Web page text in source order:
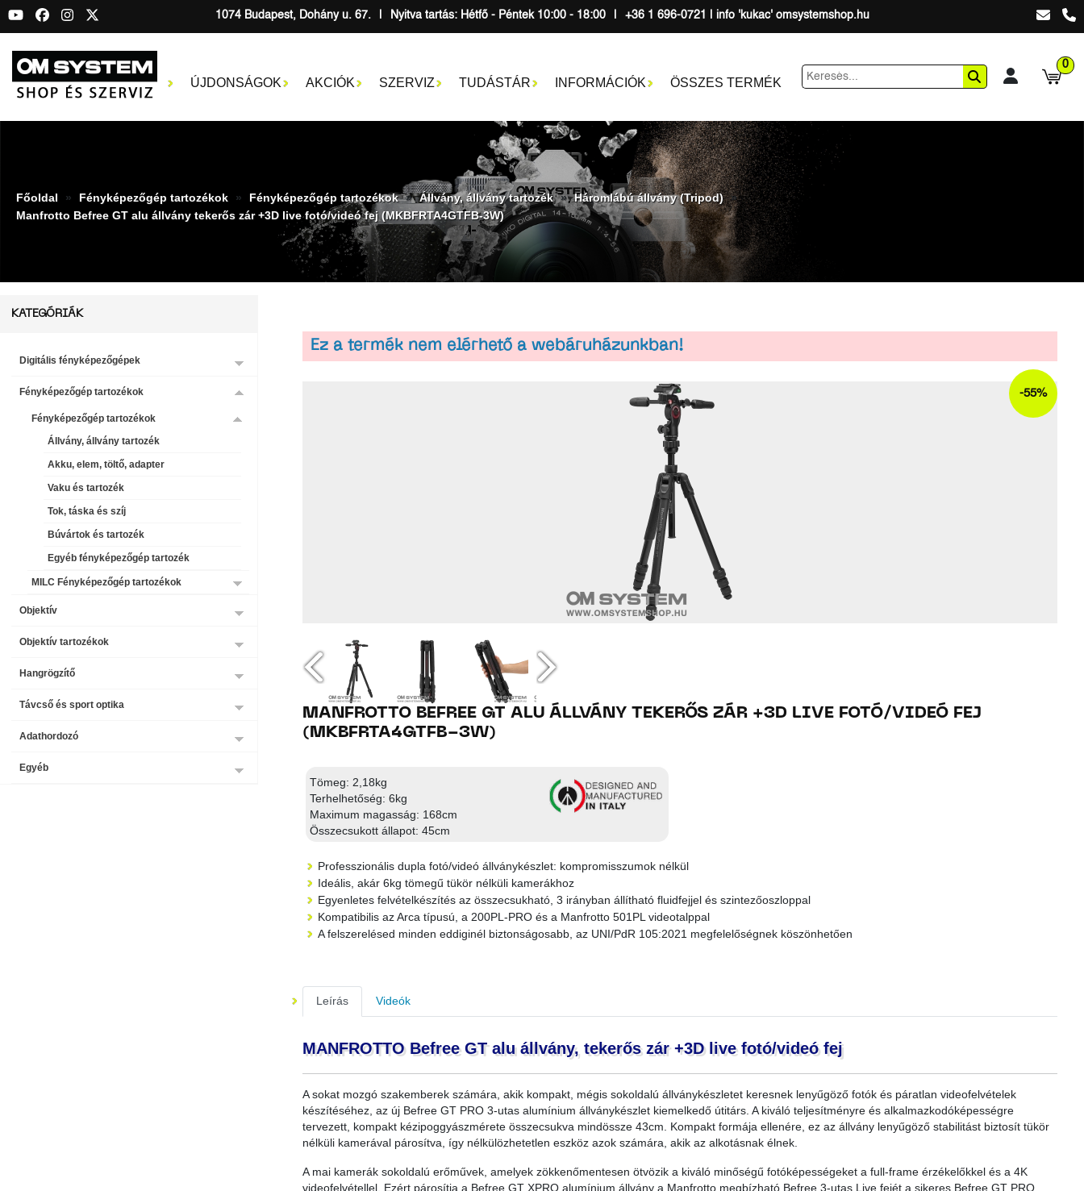
1074 Budapest, Dohány u. 67. Nyitva tartás: Hétfő - Péntek 10:00 - 18:00 +36 1 696-0721 | info 'kukac' omsystemshop.hu
ÚJDONSÁGOK AKCIÓK SZERVIZ TUDÁSTÁR INFORMÁCIÓK ÖSSZES TERMÉK
0
Főoldal Fényképezőgép tartozékok Fényképezőgép tartozékok Állvány, állvány tartozék
Háromlábú állvány (Tripod)
Manfrotto Befree GT alu állvány tekerős zár +3D live fotó/videó fej (MKBFRTA4GTFB-3W)
KATEGÓRIÁK
Digitális fényképezőgépek
Fényképezőgép tartozékok
Fényképezőgép tartozékok
Állvány, állvány tartozék
Akku, elem, töltő, adapter
Vaku és tartozék
Tok, táska és szíj
Búvártok és tartozék
Egyéb fényképezőgép tartozék
MILC Fényképezőgép tartozékok
Objektív
Objektív tartozékok
Hangrögzítő
Távcső és sport optika
Adathordozó
Egyéb
Ez a termék nem elérhető a webáruházunkban!
-55%
MANFROTTO BEFREE GT ALU ÁLLVÁNY TEKERŐS ZÁR +3D LIVE FOTÓ/VIDEÓ FEJ
(MKBFRTA4GTFB-3W)
Tömeg: 2,18kg
Terhelhetőség: 6kg
Maximum magasság: 168cm
Összecsukott állapot: 45cm
Professzionális dupla fotó/videó állványkészlet: kompromisszumok nélkül
Ideális, akár 6kg tömegű tükör nélküli kamerákhoz
Egyenletes felvételkészítés az összecsukható, 3 irányban állítható fluidfejjel és szintezőoszloppal
Kompatibilis az Arca típusú, a 200PL-PRO és a Manfrotto 501PL videotalppal
A felszerelésed minden eddiginél biztonságosabb, az UNI/PdR 105:2021 megfelelőségnek köszönhetően
Leírás Videók
MANFROTTO Befree GT alu állvány, tekerős zár +3D live fotó/videó fej
A sokat mozgó szakemberek számára, akik kompakt, mégis sokoldalú állványkészletet keresnek lenyűgöző fotók és páratlan videofelvételek
készítéséhez, az új Befree GT PRO 3-utas alumínium állványkészlet kiemelkedő útitárs. A kiváló teljesítményre és alkalmazkodóképességre
tervezett, kompakt kézipoggyászmérete összecsukva mindössze 43cm. Kompakt formája ellenére, ez az állvány lenyűgöző stabilitást biztosít tükör
nélküli kamerával párosítva, így nélkülözhetetlen eszköz azok számára, akik az alkotásnak élnek.
A mai kamerák sokoldalú erőművek, amelyek zökkenőmentesen ötvözik a kiváló minőségű fotóképességeket a full-frame érzékelőkkel és a 4K
videofelvétellel. Ezért párosítja a Befree GT XPRO alumínium állvány a Manfrotto megbízható Befree 3-utas Live fejét a sikeres Befree GT PRO